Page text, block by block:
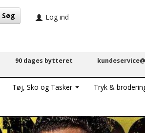
Søg Log ind
90 dages bytteret
Tøj, Sko og Tasker
Tryk &